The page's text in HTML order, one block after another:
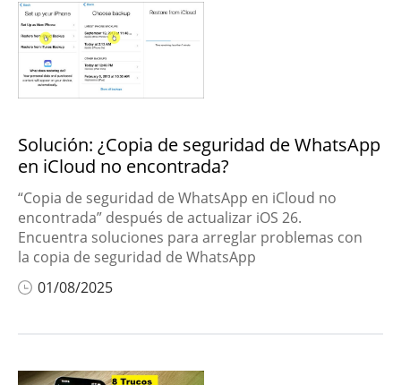
Solución: ¿Copia de seguridad de WhatsApp
en iCloud no encontrada?
“Copia de seguridad de WhatsApp en iCloud no
encontrada” después de actualizar iOS 26.
Encuentra soluciones para arreglar problemas con
la copia de seguridad de WhatsApp
01/08/2025